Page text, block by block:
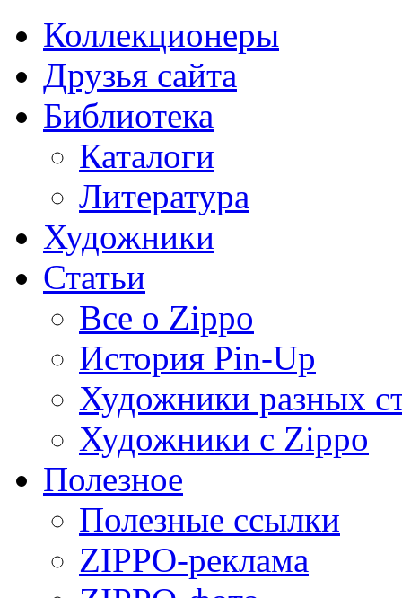
Коллекционеры
Друзья сайта
Библиотека
Каталоги
Литература
Художники
Статьи
Все о Zippo
История Pin-Up
Художники разных
Художники с Zippo
Полезное
Полезные ссылки
ZIPPO-реклама